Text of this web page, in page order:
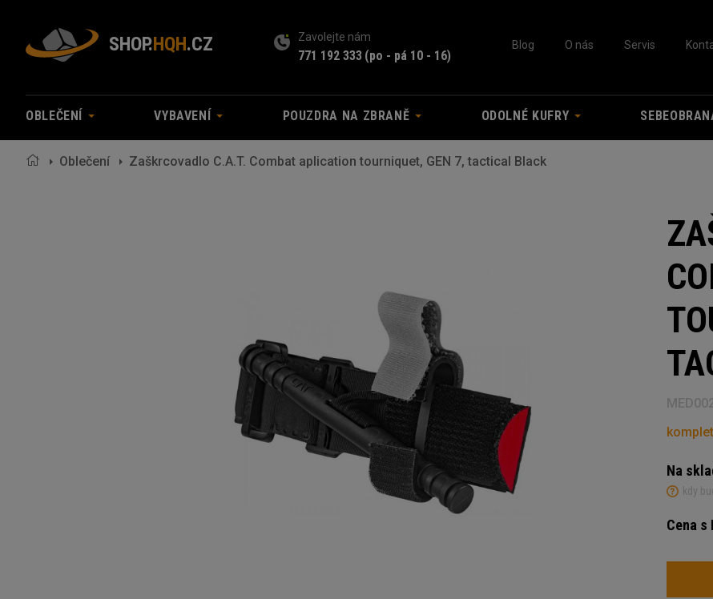
SHOP.HQH.CZ Zavolejte nám
771 192 333 (po - pá 10 - 16)
Blog O nás Servis
OBLEČENÍ VYBAVENÍ POUZDRA NA ZBRANĚ ODOLNÉ KUFRY
Oblečení Zaškrcovadlo C.A.T. Combat aplication tourniquet, GEN 7, tactical Black
Na
kdy
Cena s
Počet